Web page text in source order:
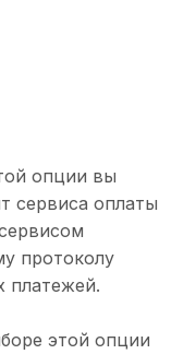
опции вы
сервиса оплаты
протоколу
платежей.
этой опции